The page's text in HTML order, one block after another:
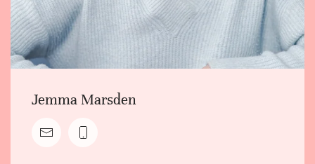
Jemma Marsden